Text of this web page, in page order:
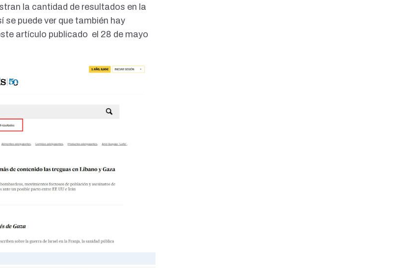
la cantidad de resultados en la
se puede ver que también hay
artículo publicado el 28 de mayo